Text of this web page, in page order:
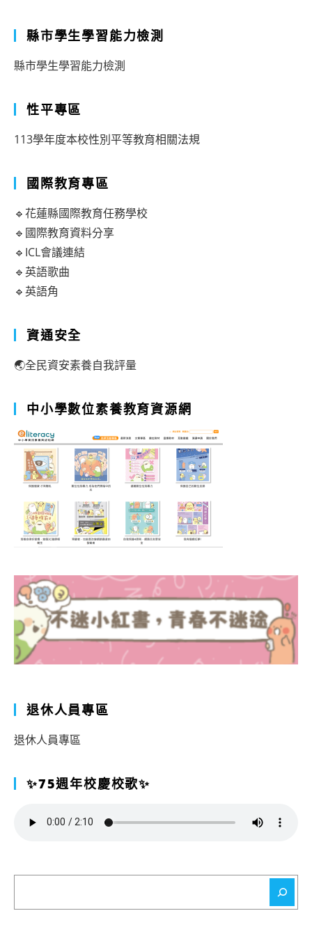
縣市學生學習能力檢測
縣市學生學習能力檢測
性平專區
113學年度本校性別平等教育相關法規
國際教育專區
🔹花蓮縣國際教育任務學校
🔹國際教育資料分享
🔹ICL會議連結
🔹英語歌曲
🔹英語角
資通安全
🌏全民資安素養自我評量
中小學數位素養教育資源網
退休人員專區
退休人員專區
✨75週年校慶校歌✨